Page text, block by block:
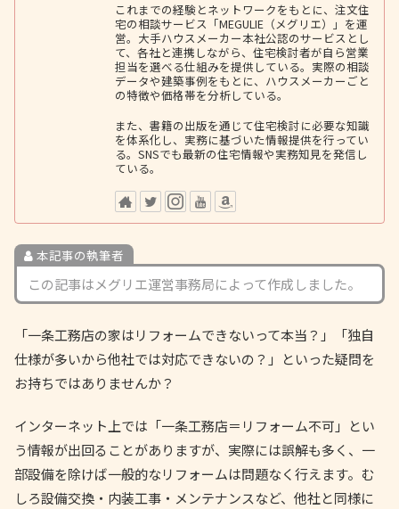
これまでの経験とネットワークをもとに、注文住
宅の相談サービス「MEGULIE（メグリエ）」を運
営。大手ハウスメーカー本社公認のサービスとし
て、各社と連携しながら、住宅検討者が自ら営業
担当を選べる仕組みを提供している。実際の相談
データや建築事例をもとに、ハウスメーカーごと
の特徴や価格帯を分析している。
また、書籍の出版を通じて住宅検討に必要な知識
を体系化し、実務に基づいた情報提供を行ってい
る。SNSでも最新の住宅情報や実務知見を発信し
ている。
本記事の執筆者
この記事はメグリエ運営事務局によって作成しました。
「一条工務店の家はリフォームできないって本当？」「独自
仕様が多いから他社では対応できないの？」といった疑問を
お持ちではありませんか？
インターネット上では「一条工務店＝リフォーム不可」とい
う情報が出回ることがありますが、実際には誤解も多く、一
部設備を除けば一般的なリフォームは問題なく行えます。む
しろ設備交換・内装工事・メンテナンスなど、他社と同様に